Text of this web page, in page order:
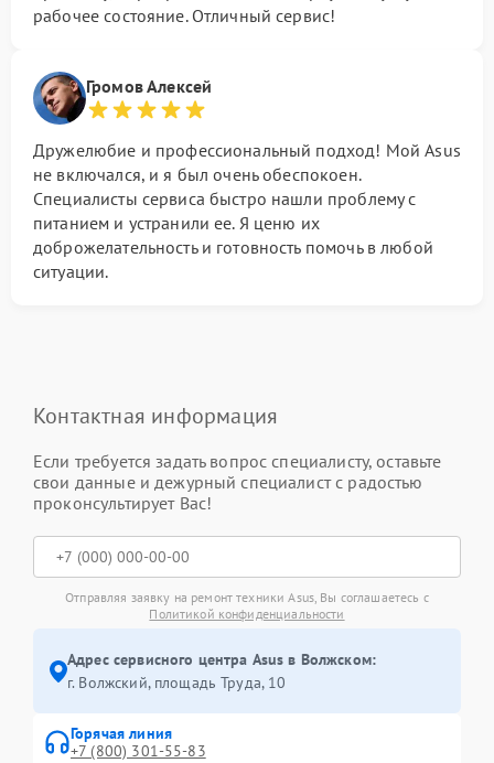
рабочее состояние. Отличный сервис!
Громов Алексей
Дружелюбие и профессиональный подход! Мой Asus
не включался, и я был очень обеспокоен.
Специалисты сервиса быстро нашли проблему с
питанием и устранили ее. Я ценю их
доброжелательность и готовность помочь в любой
ситуации.
Контактная информация
Если требуется задать вопрос специалисту, оставьте
свои данные и дежурный специалист с радостью
проконсультирует Вас!
Отправляя заявку на ремонт техники Asus, Вы соглашаетесь с
Политикой конфиденциальности
Адрес сервисного центра Asus в Волжском:
г. Волжский, площадь Труда, 10
Горячая линия
+7 (800) 301-55-83